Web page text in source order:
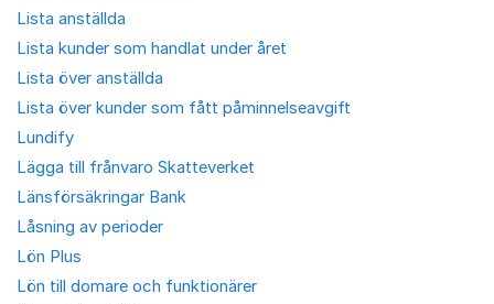
Lista anställda
Lista kunder som handlat under året
Lista över anställda
Lista över kunder som fått påminnelseavgift
Lundify
Lägga till frånvaro Skatteverket
Länsförsäkringar Bank
Låsning av perioder
Lön Plus
Lön till domare och funktionärer